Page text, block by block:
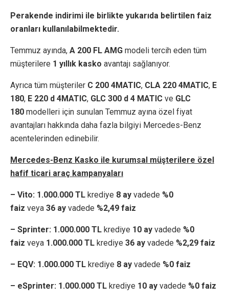
Perakende indirimi ile birlikte yukarıda belirtilen faiz
oranları kullanılabilmektedir.
Temmuz ayında, A 200 FL AMG modeli tercih eden tüm
müşterilere 1 yıllık kasko avantajı sağlanıyor.
Ayrıca tüm müşteriler C 200 4MATIC, CLA 220 4MATIC, E
180, E 220 d 4MATIC, GLC 300 d 4 MATIC ve GLC
180 modelleri için sunulan Temmuz ayına özel fiyat
avantajları hakkında daha fazla bilgiyi Mercedes-Benz
acentelerinden edinebilir.
Mercedes-Benz Kasko ile kurumsal müşterilere özel
hafif ticari araç kampanyaları
– Vito: 1.000.000 TL krediye 8 ay vadede %0
faiz veya 36 ay vadede %2,49 faiz
– Sprinter: 1.000.000 TL krediye 10 ay vadede %0
faiz veya 1.000.000 TL krediye 36 ay vadede %2,29 faiz
– EQV: 1.000.000 TL krediye 8 ay vadede %0 faiz
– eSprinter: 1.000.000 TL krediye 10 ay vadede %0 faiz